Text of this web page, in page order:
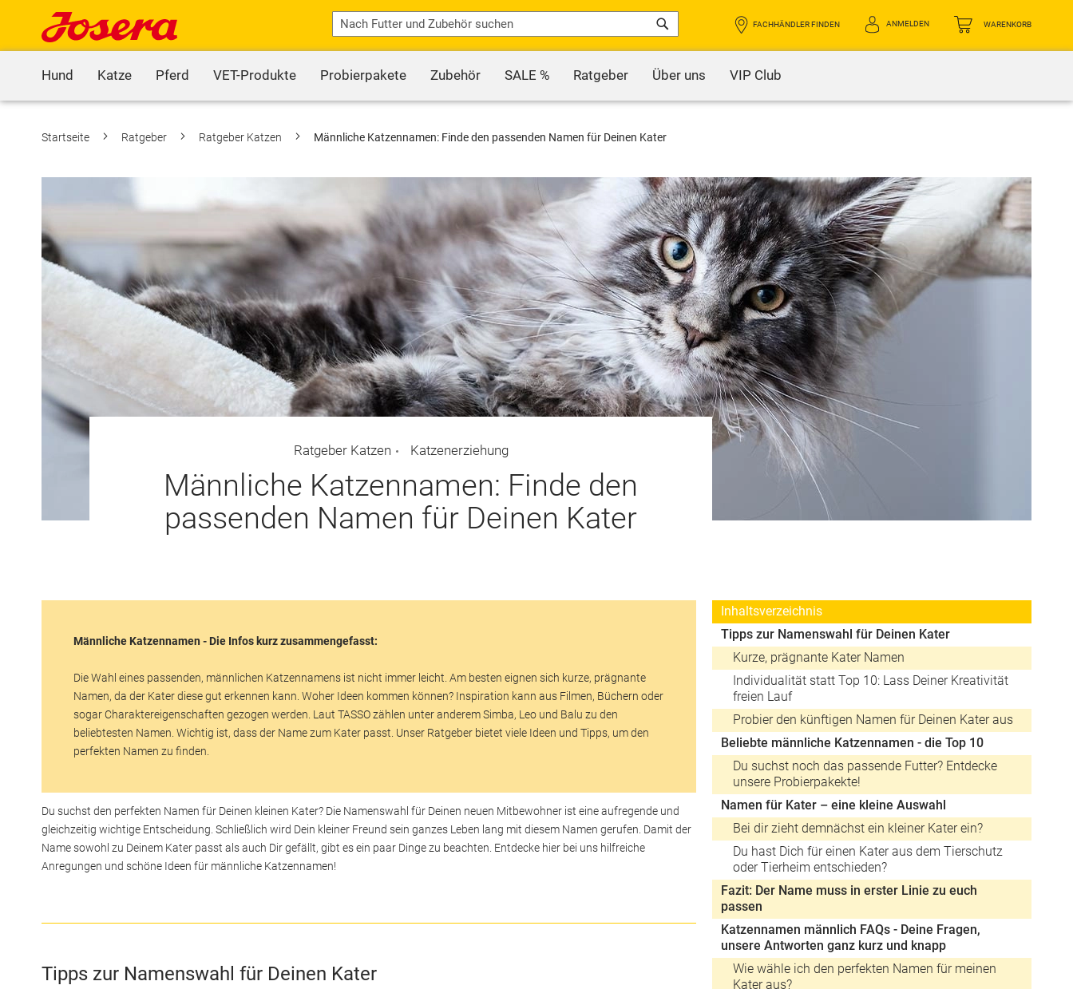
WARENKORB
FACHHÄNDLER FINDEN ANMELDEN
Search
Hund
Katze Pferd VET-Produkte Probierpakete Zubehör SALE % Ratgeber Über uns VIP Club
Startseite Ratgeber Ratgeber Katzen Männliche Katzennamen: Finde den passenden Namen für Deinen Kater
Ratgeber Katzen Katzenerziehung
Männliche Katzennamen: Finde den
passenden Namen für Deinen Kater
Inhaltsverzeichnis
Tipps zur Namenswahl für Deinen Kater
Kurze, prägnante Kater Namen
Individualität statt Top 10: Lass Deiner Kreativität
freien Lauf
Probier den künftigen Namen für Deinen Kater aus
Beliebte männliche Katzennamen - die Top 10
Du suchst noch das passende Futter? Entdecke
unsere Probierpakekte!
Namen für Kater – eine kleine Auswahl
Bei dir zieht demnächst ein kleiner Kater ein?
Du hast Dich für einen Kater aus dem Tierschutz
oder Tierheim entschieden?
Fazit: Der Name muss in erster Linie zu euch
passen
Katzennamen männlich FAQs - Deine Fragen,
unsere Antworten ganz kurz und knapp
Wie wähle ich den perfekten Namen für meinen
Kater aus?
Männliche Katzennamen - Die Infos kurz zusammengefasst:
Die Wahl eines passenden, männlichen Katzennamens ist nicht immer leicht. Am besten eignen sich kurze, prägnante
Namen, da der Kater diese gut erkennen kann. Woher Ideen kommen können? Inspiration kann aus Filmen, Büchern oder
sogar Charaktereigenschaften gezogen werden. Laut TASSO zählen unter anderem Simba, Leo und Balu zu den
beliebtesten Namen. Wichtig ist, dass der Name zum Kater passt. Unser Ratgeber bietet viele Ideen und Tipps, um den
perfekten Namen zu finden.
Du suchst den perfekten Namen für Deinen kleinen Kater? Die Namenswahl für Deinen neuen Mitbewohner ist eine aufregende und
gleichzeitig wichtige Entscheidung. Schließlich wird Dein kleiner Freund sein ganzes Leben lang mit diesem Namen gerufen. Damit der
Name sowohl zu Deinem Kater passt als auch Dir gefällt, gibt es ein paar Dinge zu beachten. Entdecke hier bei uns hilfreiche
Anregungen und schöne Ideen für männliche Katzennamen!
Tipps zur Namenswahl für Deinen Kater